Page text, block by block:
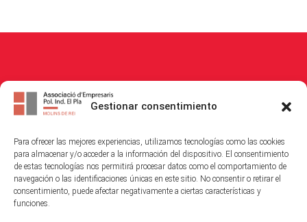
Gestionar consentimiento
Para ofrecer las mejores experiencias, utilizamos tecnologías como las cookies
para almacenar y/o acceder a la información del dispositivo. El consentimiento
de estas tecnologías nos permitirá procesar datos como el comportamiento de
navegación o las identificaciones únicas en este sitio. No consentir o retirar el
consentimiento, puede afectar negativamente a ciertas características y
funciones.
© 2026Associació Empresaris i Propietaris Polígon Industrial El Pla
Rights Reserved.
Política de Cookies|Política de Privacitat| Avis Legal